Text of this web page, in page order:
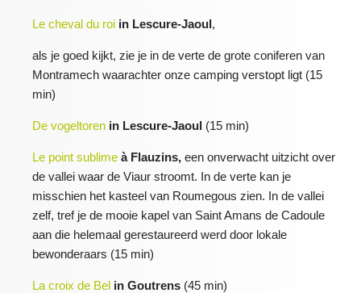
Le cheval du roi in Lescure-Jaoul,
als je goed kijkt, zie je in de verte de grote coniferen van
Montramech waarachter onze camping verstopt ligt (15
min)
De vogeltoren in Lescure-Jaoul (15 min)
Le point sublime à Flauzins, een onverwacht uitzicht over
de vallei waar de Viaur stroomt. In de verte kan je
misschien het kasteel van Roumegous zien. In de vallei
zelf, tref je de mooie kapel van Saint Amans de Cadoule
aan die helemaal gerestaureerd werd door lokale
bewonderaars (15 min)
La croix de Bel in Goutrens (45 min)